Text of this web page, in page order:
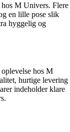
M Univers. Flere
en lille pose slik
hyggelig og
oplevelse hos M
hurtige levering
indeholder klare